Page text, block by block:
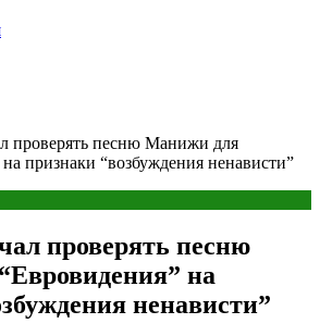
проверять песню Манижи для
признаки “возбуждения ненависти”
проверять песню
на
ненависти”